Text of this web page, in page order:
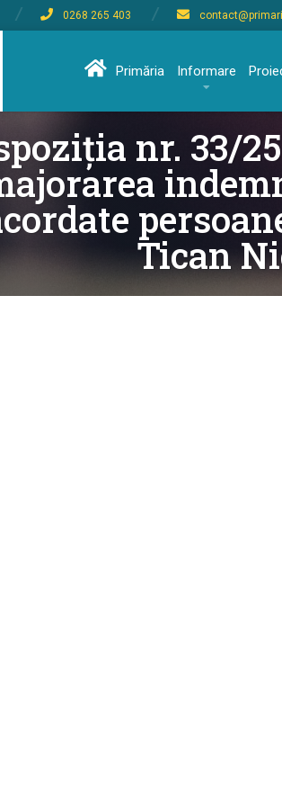
0268 265 403
Primăria Informare
nr. 33/
Tican